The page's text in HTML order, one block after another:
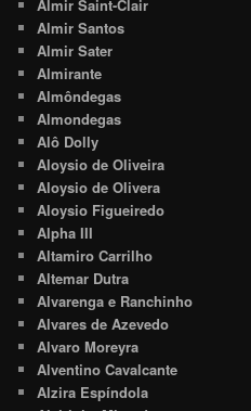
Almir Saint-Clair
Almir Santos
Almir Sater
Almirante
Almôndegas
Almondegas
Alô Dolly
Aloysio de Oliveira
Aloysio de Olivera
Aloysio Figueiredo
Alpha III
Altamiro Carrilho
Altemar Dutra
Alvarenga e Ranchinho
Alvares de Azevedo
Alvaro Moreyra
Alventino Cavalcante
Alzira Espíndola